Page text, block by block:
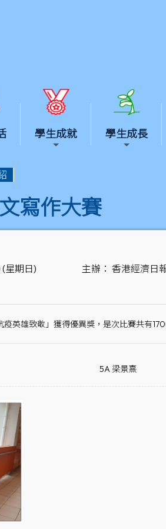
學生成就 學生成長
寫作大賽
星期日) 主辦： 香港經濟日
英雄致敬」獲得優異獎，是次比賽共有
5A 梁景熹